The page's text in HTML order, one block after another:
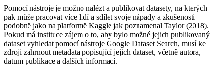
Pomocí nástroje je možno nalézt a publikovat datasety, na kterých
pak může pracovat více lidí a sdílet svoje nápady a zkušenosti
podobně jako na platformě Kaggle jak poznamenal Taylor (2018).
Pokud má instituce zájem o to, aby bylo možné jejich publikovaný
dataset vyhledat pomocí nástroje Google Dataset Search, musí ke
zdroji zahrnout metadata popisující jejich dataset, včetně autora,
datum publikace a dalších informací.